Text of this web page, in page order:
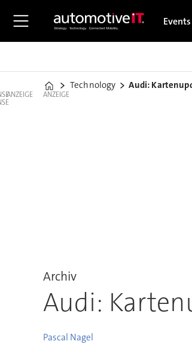
Events
Home
Technology Audi:
ANZEIGE ANZEIGE
Archiv
Audi:
Pascal Nagel